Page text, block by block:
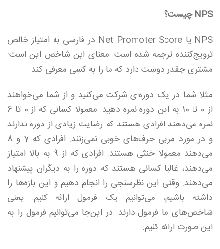
NPS چیست؟
NPS یا Net Promoter Score در فارسی به امتیاز خالص
ترویج‌کننده ترجمه شده است. معنای این شاخص این است:
مشتری چقدر دوست دارد که ما را به کسی معرفی کند.
مثلا شما در یک دوره‌ای شرکت می‌کنید و از شما می‌خواهند
از 0 تا 10 به این دوره نمره دهید. معمولا کسانی که از 0 تا 6
نمره می‌دهند افرادی هستند که رضایت زیادی از دوره ندارند
و در مورد مربی حرف‌های خوبی نمی‌زنند. افرادی که 7 و 8
می‌دهند معمولا خنثی هستند. افرادی که از 9 به بالا امتیاز
می‌دهند، غالبا کسانی هستند که دوره را به دیگران پیشنهاد
می‌دهند. وقتی این نظرسنجی را انجام دهیم و این بازه‌ها را
داشته باشیم، می‌توانیم یک فرمول ارائه کنیم. یعنی
شاخص‌های ما فرمول دارند. در این‌جا می‌توانیم فرمول را به
این صورت ارائه کنیم: